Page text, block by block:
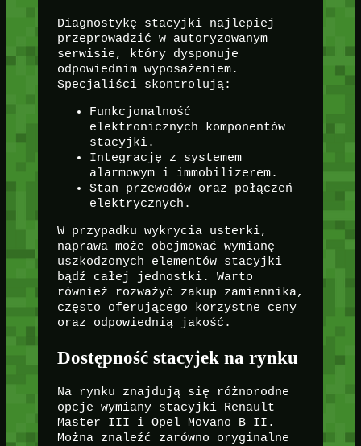
Diagnostykę stacyjki najlepiej
przeprowadzić w autoryzowanym
serwisie, który dysponuje
odpowiednim wyposażeniem.
Specjaliści skontrolują:
Funkcjonalność
elektronicznych komponentów
stacyjki.
Integrację z systemem
alarmowym i immobilizerem.
Stan przewodów oraz połączeń
elektrycznych.
W przypadku wykrycia usterki,
naprawa może obejmować wymianę
uszkodzonych elementów stacyjki
bądź całej jednostki. Warto
również rozważyć zakup zamiennika,
często oferującego korzystne ceny
oraz odpowiednią jakość.
Dostępność stacyjek na rynku
Na rynku znajdują się różnorodne
opcje wymiany stacyjki Renault
Master III i Opel Movano B II.
Można znaleźć zarówno oryginalne